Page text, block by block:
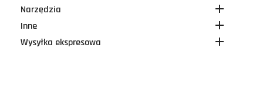
Narzędzia

Inne 
Wysyłka ekspresowa 